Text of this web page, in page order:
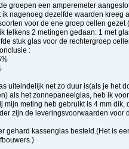
groepen een amperemeter
nagenoeg dezelfde waarden kreeg
voor de ene groep cellen
telkens 2 metingen gedaan: 1 met
stuk glas voor de rechtergroep
:
uiteindelijk net zo duur is(als je het
als het zonnepaneelglas, heb ik
mijn meting heb gebruikt is 4 mm dik,
zijn de leveringsvoorwaarden voor
gehard kassenglas besteld.(Het is